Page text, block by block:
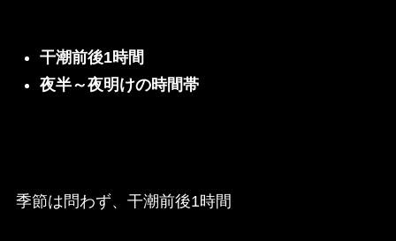
干潮前後1時間
夜半～夜明けの時間帯
季節は問わず、干潮前後1時間